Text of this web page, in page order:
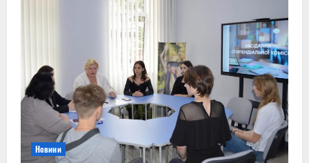
Новини